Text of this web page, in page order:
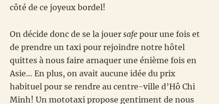
côté de ce joyeux bordel!
On décide donc de se la jouer safe pour une fois et
de prendre un taxi pour rejoindre notre hôtel
quittes à nous faire arnaquer une énième fois en
Asie… En plus, on avait aucune idée du prix
habituel pour se rendre au centre-ville d’Hô Chi
Minh! Un mototaxi propose gentiment de nous